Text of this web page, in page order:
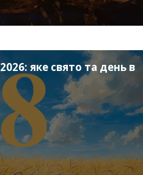
яке свято та день в